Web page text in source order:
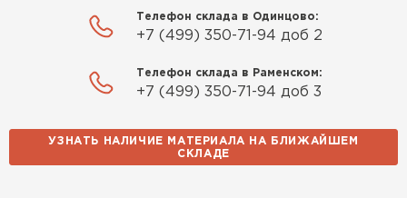
Телефон склада в Одинцово:
+7 (499) 350-71-94 доб 2
Телефон склада в Раменском:
+7 (499) 350-71-94 доб 3
УЗНАТЬ НАЛИЧИЕ МАТЕРИАЛА НА БЛИЖАЙШЕМ
СКЛАДЕ